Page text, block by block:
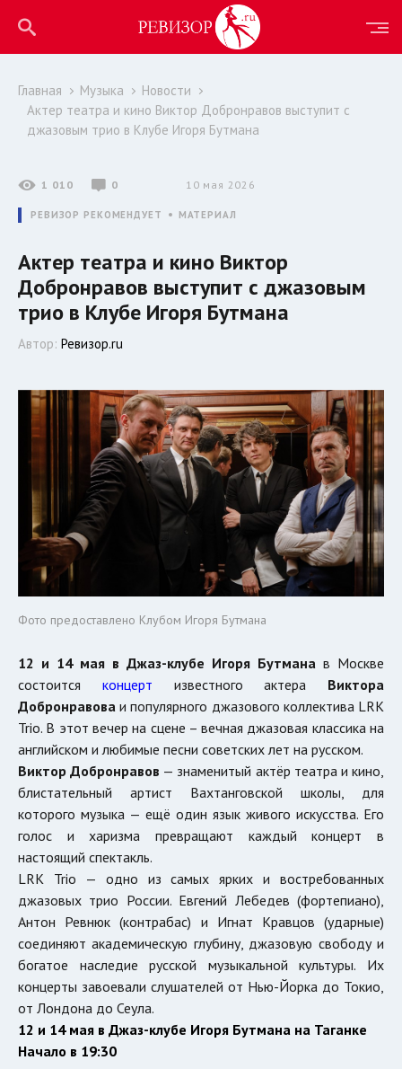
Главная Музыка
Новости
Актер театра и кино Виктор Добронравов выступит с
джазовым трио в Клубе Игоря Бутмана
1 010 0 10 мая 2026
РЕВИЗОР РЕКОМЕНДУЕТ МАТЕРИАЛ
Актер театра и кино Виктор
Добронравов выступит с джазовым
трио в Клубе Игоря Бутмана
Автор: Ревизор.ru
Фото предоставлено Клубом Игоря Бутмана
12 и 14 мая в Джаз-клубе Игоря Бутмана в Москве
состоится концерт известного актера Виктора
Добронравова и популярного джазового коллектива LRK
Trio. В этот вечер на сцене – вечная джазовая классика на
английском и любимые песни советских лет на русском.
Виктор Добронравов — знаменитый актёр театра и кино,
блистательный артист Вахтанговской школы, для
которого музыка — ещё один язык живого искусства. Его
голос и харизма превращают каждый концерт в
настоящий спектакль.
LRK Trio — одно из самых ярких и востребованных
джазовых трио России. Евгений Лебедев (фортепиано),
Антон Ревнюк (контрабас) и Игнат Кравцов (ударные)
соединяют академическую глубину, джазовую свободу и
богатое наследие русской музыкальной культуры. Их
концерты завоевали слушателей от Нью-Йорка до Токио,
от Лондона до Сеула.
12 и 14 мая в Джаз-клубе Игоря Бутмана на Таганке
Начало в 19:30